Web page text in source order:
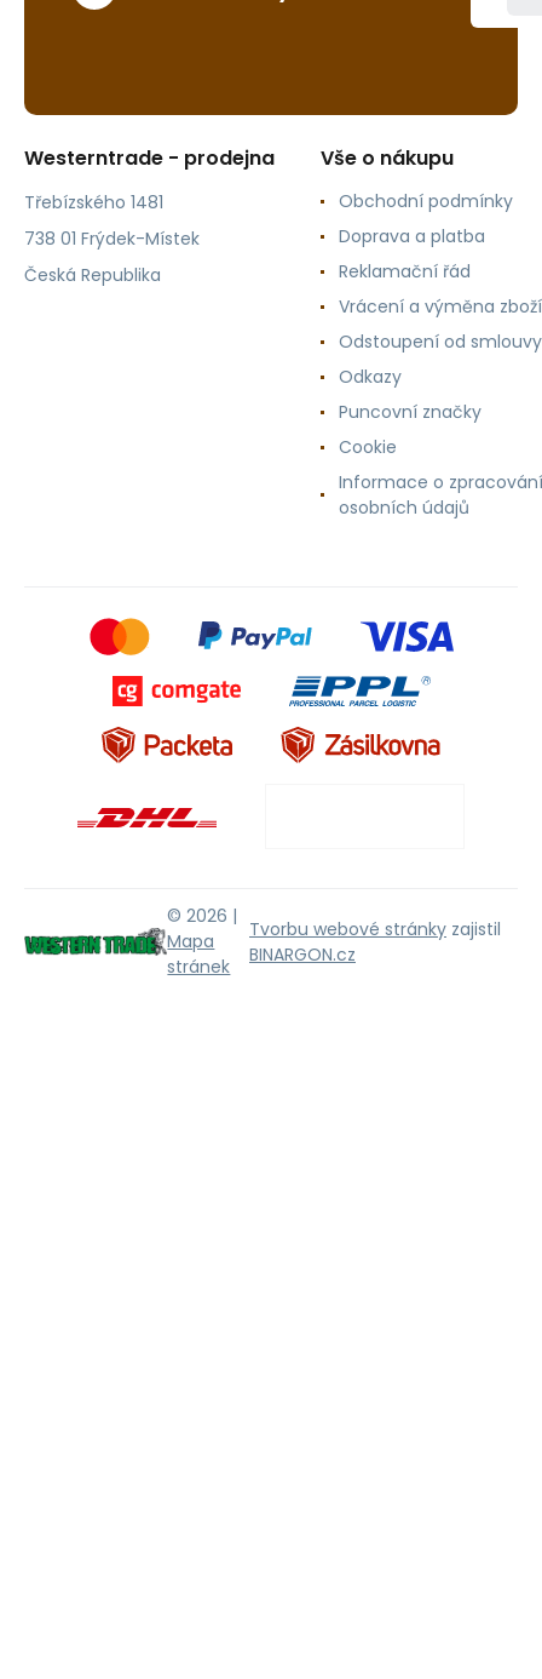
Westerntrade - prodejna
Třebízského 1481
738 01 Frýdek-Místek
Česká Republika
Vše o nákupu
Obchodní podmínky
Doprava a platba
Reklamační řád
Vrácení a výměna zboží
Odstoupení od smlouvy
Odkazy
Puncovní značky
Cookie
Informace o zpracování
osobních údajů
© 2026 |
Mapa
stránek
Tvorbu webové stránky zajistil
BINARGON.cz